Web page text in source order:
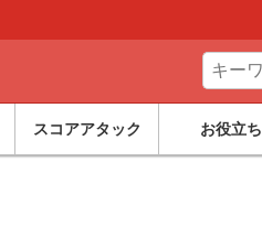
スコアアタック お役立ち